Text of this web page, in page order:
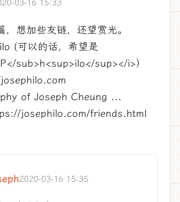
03-16 15:33
，想加些友链，还望赏光。
(可以的话，希望是
sub>h<sup>ilo</sup></i>）
of Joseph Cheung ...
josephilo.com/friends.html
2020-03-16 15:35